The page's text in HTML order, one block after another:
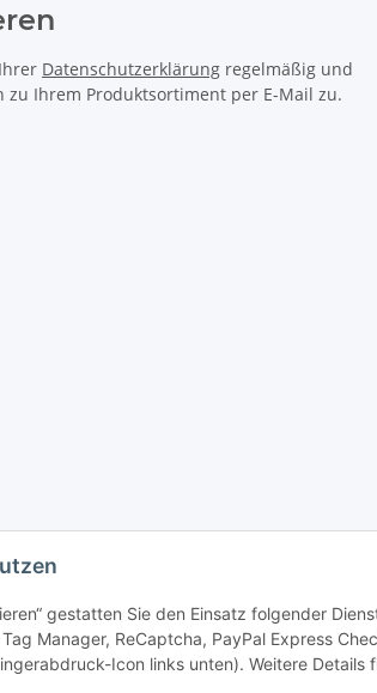
gestatten Sie den Einsatz folgender
Manager, ReCaptcha, PayPal Express
Icon links unten). Weitere Details
Datenschutzerklärung regelmäßig und
Ihrem Produktsortiment per E-Mail zu.